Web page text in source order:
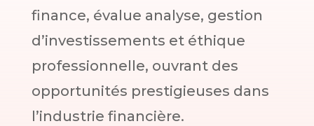
finance, évalue analyse, gestion
d’investissements et éthique
professionnelle, ouvrant des
opportunités prestigieuses dans
l’industrie financière.